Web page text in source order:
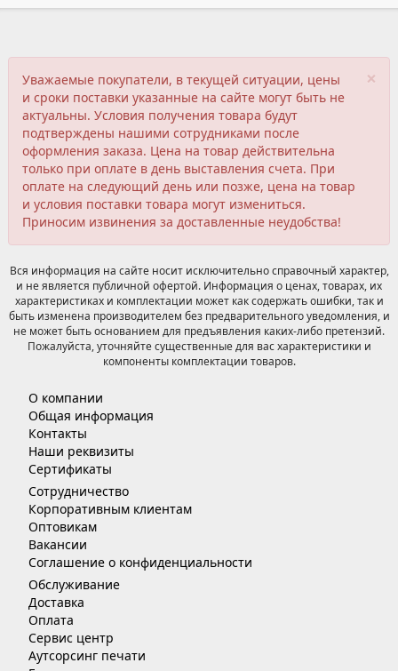
×
Уважаемые покупатели, в текущей ситуации, цены
и сроки поставки указанные на сайте могут быть не
актуальны. Условия получения товара будут
подтверждены нашими сотрудниками после
оформления заказа. Цена на товар действительна
только при оплате в день выставления счета. При
оплате на следующий день или позже, цена на товар
и условия поставки товара могут измениться.
Приносим извинения за доставленные неудобства!
Вся информация на сайте носит исключительно справочный характер,
и не является публичной офертой. Информация о ценах, товарах, их
характеристиках и комплектации может как содержать ошибки, так и
быть изменена производителем без предварительного уведомления, и
не может быть основанием для предъявления каких-либо претензий.
Пожалуйста, уточняйте существенные для вас характеристики и
компоненты комплектации товаров.
О компании
Общая информация
Контакты
Наши реквизиты
Сертификаты
Сотрудничество
Корпоративным клиентам
Оптовикам
Вакансии
Соглашение о конфиденциальности
Обслуживание
Доставка
Оплата
Сервис центр
Аутсорсинг печати